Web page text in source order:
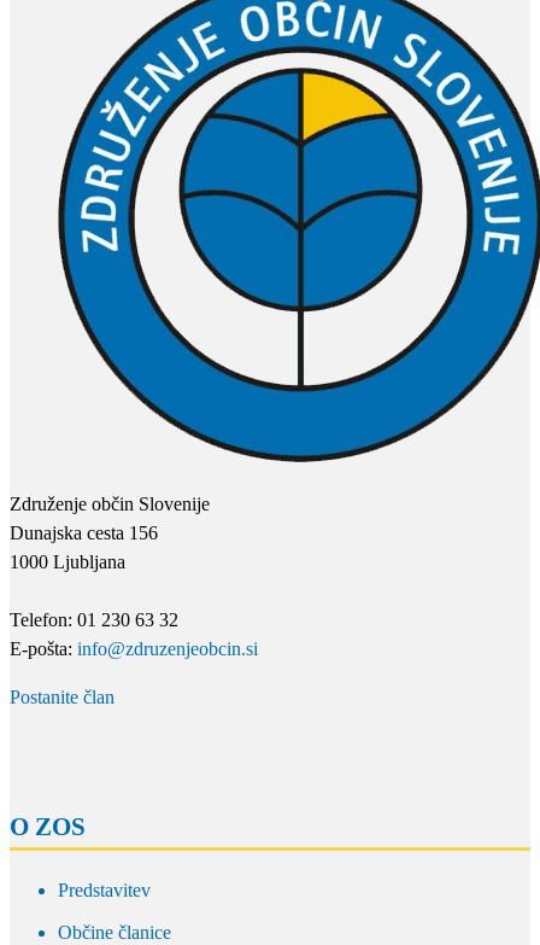
Združenje občin Slovenije
Dunajska cesta 156
1000 Ljubljana
Telefon: 01 230 63 32
E-pošta: info@zdruzenjeobcin.si
Postanite član
O ZOS
Predstavitev
Občine članice